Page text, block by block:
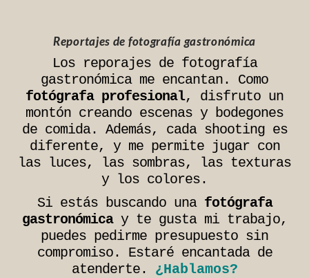
Reportajes de fotografía gastronómica
Los reporajes de fotografía
gastronómica me encantan. Como
fotógrafa profesional, disfruto un
montón creando escenas y bodegones
de comida. Además, cada shooting es
diferente, y me permite jugar con
las luces, las sombras, las texturas
y los colores.
Si estás buscando una fotógrafa
gastronómicay te gusta mi trabajo,
puedes pedirme presupuesto sin
compromiso. Estaré encantada de
atenderte. ¿Hablamos?